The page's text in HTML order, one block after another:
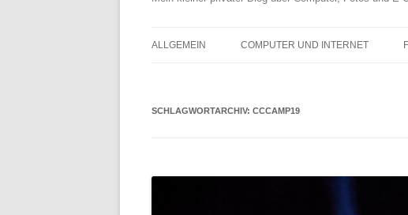
ALLGEMEIN COMPUTER UND INTERNET
SCHLAGWORTARCHIV: CCCAMP19